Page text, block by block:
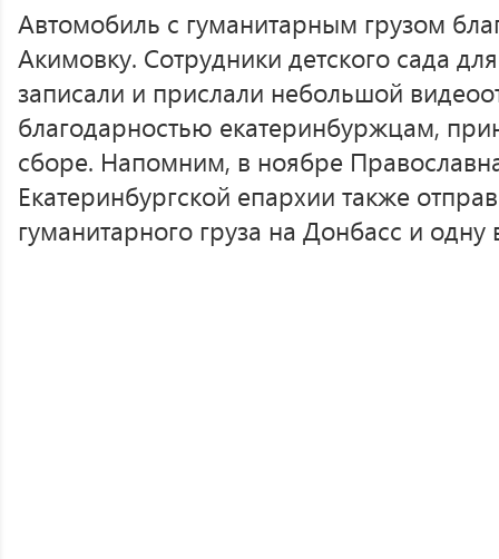
Автомобиль с гуманитарным грузом
Акимовку. Сотрудники детского сада
записали и прислали небольшой
благодарностью екатеринбуржцам,
сборе. Напомним, в ноябре
Екатеринбургской епархии также
гуманитарного груза на Донбасс и